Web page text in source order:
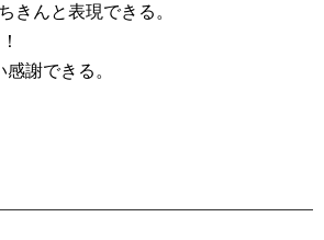
きんと表現できる。
謝できる。